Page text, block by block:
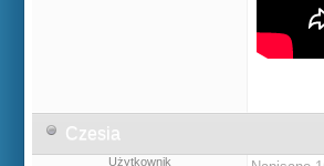
Czesia
Użytkownik